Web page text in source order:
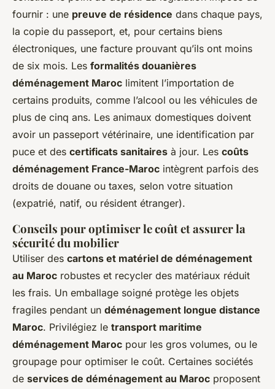
fournir : une preuve de résidence dans chaque pays,
la copie du passeport, et, pour certains biens
électroniques, une facture prouvant qu’ils ont moins
de six mois. Les formalités douanières
déménagement Maroc limitent l’importation de
certains produits, comme l’alcool ou les véhicules de
plus de cinq ans. Les animaux domestiques doivent
avoir un passeport vétérinaire, une identification par
puce et des certificats sanitaires à jour. Les coûts
déménagement France-Maroc intègrent parfois des
droits de douane ou taxes, selon votre situation
(expatrié, natif, ou résident étranger).
Conseils pour optimiser le coût et assurer la
sécurité du mobilier
Utiliser des cartons et matériel de déménagement
au Maroc robustes et recycler des matériaux réduit
les frais. Un emballage soigné protège les objets
fragiles pendant un déménagement longue distance
Maroc. Privilégiez le transport maritime
déménagement Maroc pour les gros volumes, ou le
groupage pour optimiser le coût. Certaines sociétés
de services de déménagement au Maroc proposent